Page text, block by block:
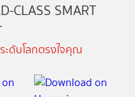
CLASS SMART
ดับโลกตรงใจคุณ